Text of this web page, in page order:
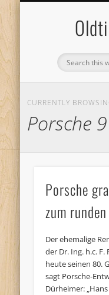
CURRENTLY
Porsche
Porsche
zum
Der ehemalige
der Dr. Ing. h.c.
heute seinen 80.
sagt Porsche-
Dürheimer: